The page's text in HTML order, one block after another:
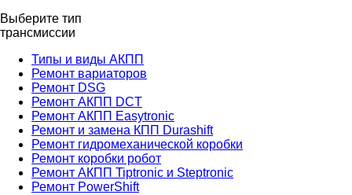
Выберите тип
трансмиссии
Типы и виды АКПП
Ремонт вариаторов
Ремонт DSG
Ремонт АКПП DCT
Ремонт АКПП Easytronic
Ремонт и замена КПП Durashift
Ремонт гидромеханической коробки
Ремонт коробки робот
Ремонт АКПП Tiptronic и Steptronic
Ремонт PowerShift